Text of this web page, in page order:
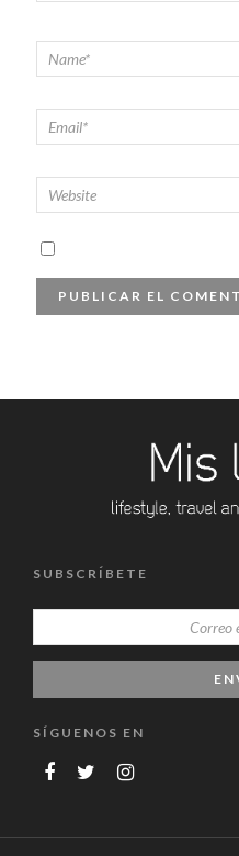
SUBSCRÍBETE
SÍGUENOS EN